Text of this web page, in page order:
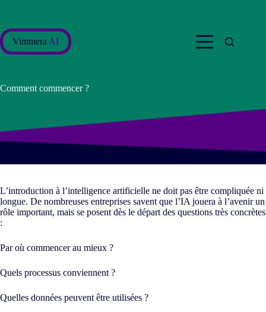
Vimmera AI
Comment commencer ?
L’introduction à l’intelligence artificielle ne doit pas être compliquée ni
longue. De nombreuses entreprises savent que l’IA jouera à l’avenir un
rôle important, mais se posent dès le départ des questions très concrètes
:
Par où commencer au mieux ?
Quels processus conviennent ?
Quelles données peuvent être utilisées ?